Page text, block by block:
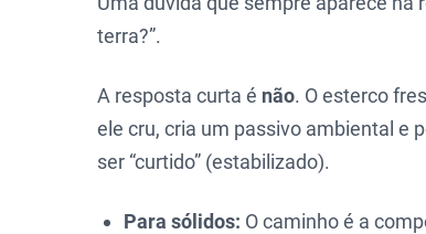
terra?”.
A resposta curta é não. O esterco
ele cru, cria um passivo ambiental e
ser “curtido” (estabilizado).
Para sólidos: O caminho é a